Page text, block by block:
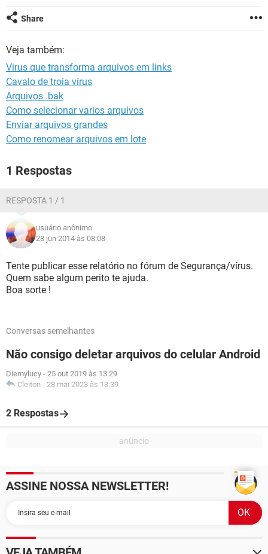
GUIA DE COMPRAS
Share
Veja também:
Virus que transforma arquivos em links
Cavalo de troia vírus
Arquivos .bak
Como selecionar varios arquivos
Enviar arquivos grandes
Como renomear arquivos em lote
1 Respostas
RESPOSTA 1 / 1
usuário anônimo
28 jun 2014 às 08:08
Tente publicar esse relatório no fórum de Segurança/vírus.
Quem sabe algum perito te ajuda.
Boa sorte !
Conversas semelhantes
Não consigo deletar arquivos do celular Android
Diemylucy - 25 out 2019 às 13:29
Cleiton - 28 mai 2023 às 13:39
2 Respostas
ASSINE NOSSA NEWSLETTER!